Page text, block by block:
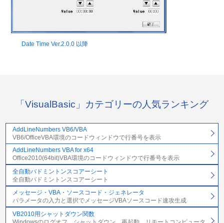
Date Time Ver.2.0.0 以降
「VisualBasic」カテゴリーの人気ランキング
AddLineNumbers VB6/VBA
VB6/OfficeVBA環境のコードウィンドウで行番号を表示
AddLineNumbers VBA for x64
Office2010(64bit)VBA環境のコードウィンドウで行番号を表示
全自動バドミントンスコアーシート
全自動バドミントンスコアーシート
メッセージ・VBA・ソースコード・ジェネレータ
パラメータの入力と選択でメッセージVBAソースコード速攻生成
VB2010用シャットダウン関数